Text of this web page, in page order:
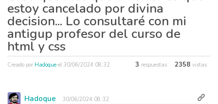
estoy cancelado por divina
decision... Lo consultaré con mi
antigup profesor del curso de
html y css
Creado por Hadoque el 30/06/2024 08:32 3 respuestas 2358 vistas
Hadoque 30/06/2024 08:32